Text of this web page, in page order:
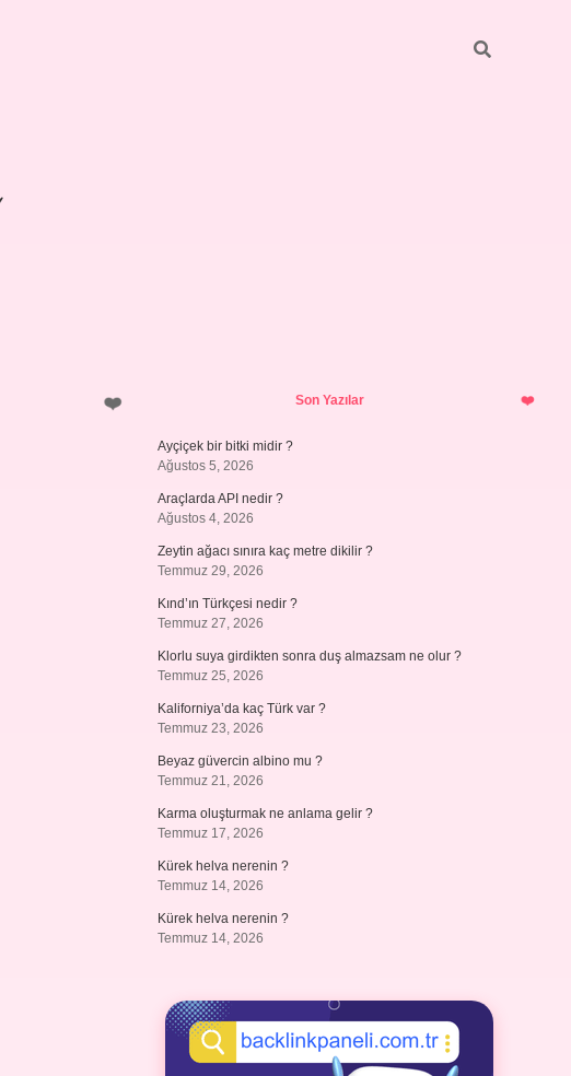
SidebarSon Yazılar
Ayçiçek bir bitki midir ?
Ağustos 5, 2026
Araçlarda API nedir ?
Ağustos 4, 2026
Zeytin ağacı sınıra kaç metre dikilir ?
Temmuz 29, 2026
Kınd’ın Türkçesi nedir ?
Temmuz 27, 2026
Klorlu suya girdikten sonra duş almazsam ne olur ?
Temmuz 25, 2026
Kaliforniya’da kaç Türk var ?
Temmuz 23, 2026
Beyaz güvercin albino mu ?
Temmuz 21, 2026
Karma oluşturmak ne anlama gelir ?
Temmuz 17, 2026
Kürek helva nerenin ?
Temmuz 14, 2026
Kürek helva nerenin ?
Temmuz 14, 2026